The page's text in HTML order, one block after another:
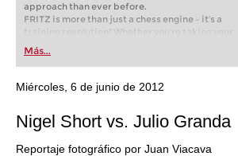
approach than ever before.
FRITZ is more than just a chess engine – it’s a
training revolution! Whether you’re taking your
first steps into the world of club chess, or already
playing at a tournament level: with FRITZ, you can
train more efficiently, intelligently and with a
more personalised approach than ever before.
Más...
Miércoles, 6 de junio de 2012
Nigel Short vs. Julio Granda
Reportaje fotográfico por Juan Viacava